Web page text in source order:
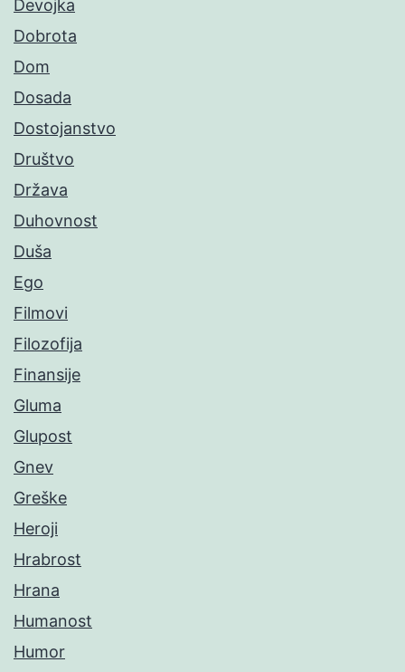
Devojka
Dobrota
Dom
Dosada
Dostojanstvo
Društvo
Država
Duhovnost
Duša
Ego
Filmovi
Filozofija
Finansije
Gluma
Glupost
Gnev
Greške
Heroji
Hrabrost
Hrana
Humanost
Humor